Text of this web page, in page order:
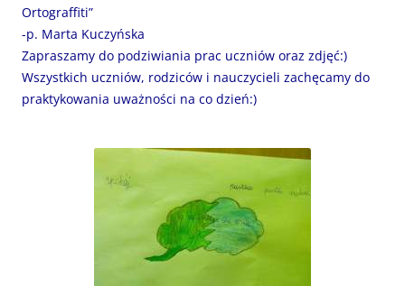
Ortograffiti”
-p. Marta Kuczyńska
Zapraszamy do podziwiania prac uczniów oraz zdjęć:)
Wszystkich uczniów, rodziców i nauczycieli zachęcamy do
praktykowania uważności na co dzień:)